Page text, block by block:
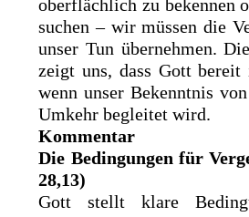
oberflächlich zu bekennen
suchen – wir müssen die
unser Tun übernehmen.
zeigt uns, dass Gott bereit
wenn unser Bekenntnis
Umkehr begleitet wird.
Kommentar
Die Bedingungen für
28,13)
Gott stellt klare